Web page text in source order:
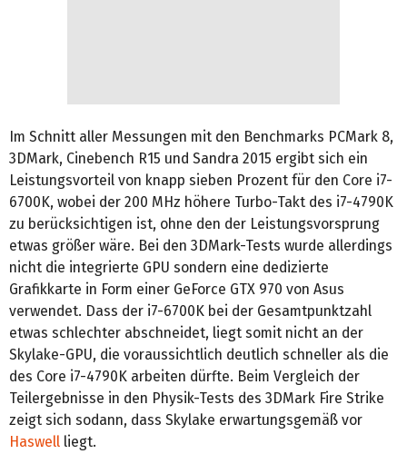
Im Schnitt aller Messungen mit den Benchmarks PCMark 8,
3DMark, Cinebench R15 und Sandra 2015 ergibt sich ein
Leistungsvorteil von knapp sieben Prozent für den Core i7-
6700K, wobei der 200 MHz höhere Turbo-Takt des i7-4790K
zu berücksichtigen ist, ohne den der Leistungsvorsprung
etwas größer wäre. Bei den 3DMark-Tests wurde allerdings
nicht die integrierte GPU sondern eine dedizierte
Grafikkarte in Form einer GeForce GTX 970 von Asus
verwendet. Dass der i7-6700K bei der Gesamtpunktzahl
etwas schlechter abschneidet, liegt somit nicht an der
Skylake-GPU, die voraussichtlich deutlich schneller als die
des Core i7-4790K arbeiten dürfte. Beim Vergleich der
Teilergebnisse in den Physik-Tests des 3DMark Fire Strike
zeigt sich sodann, dass Skylake erwartungsgemäß vor
Haswell liegt.